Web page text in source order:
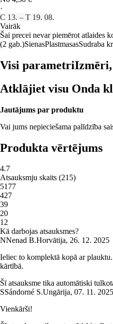
·
C 13. – T 19. 08.
Vairāk
Šai precei nevar piemērot atlaides
(2 gab.)SienasPlastmasasSudraba
Visi parametri
Atklājiet visu Onda
Jautājums par produktu
Vai jums nepieciešama palīdzība
Produkta vērtējums
4.7
Atsauksmju skaits (215)
5177
427
39
20
12
Kā darbojas atsauksmes?
NNenad B.Horvātija, 26. 12. 2025
Ieliec to komplektā kopā ar
kārtībā.
Šī atsauksme tika automātiski
SSándorné S.Ungārija, 07. 11. 2025
Vienkārši!